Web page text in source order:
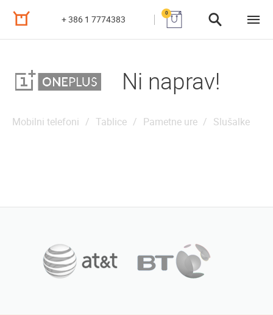
+ 386 1 7774383
0
Ni naprav!
Mobilni telefoni Tablice Pametne ure Slušalke